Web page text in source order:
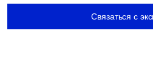
Связаться с